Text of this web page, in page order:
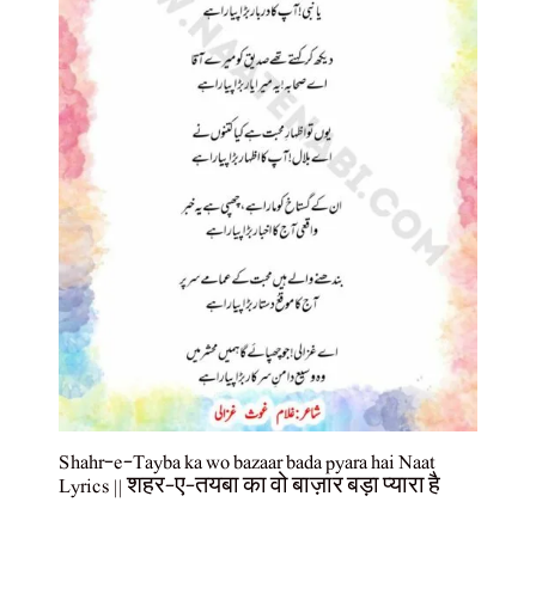
Shahr-e-Tayba ka wo bazaar bada pyara hai Naat
Lyrics || शहर-ए-तयबा का वो बाज़ार बड़ा प्यारा है